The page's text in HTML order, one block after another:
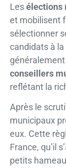
Lesélections
et mobilisent
sélectionner
candidats à
conseillers
reflétant la
Après le
municipaux
eux. Cette
France, qu’il
petits